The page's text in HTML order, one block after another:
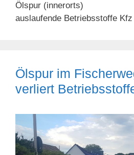
Ölspur (innerorts)
auslaufende Betriebsstoffe
Ölspur im
verliert